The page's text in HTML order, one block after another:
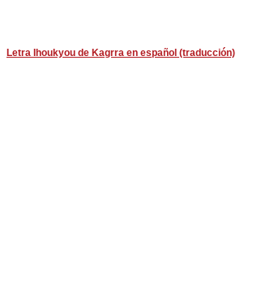
Letra Ihoukyou de Kagrra en español (traducción)